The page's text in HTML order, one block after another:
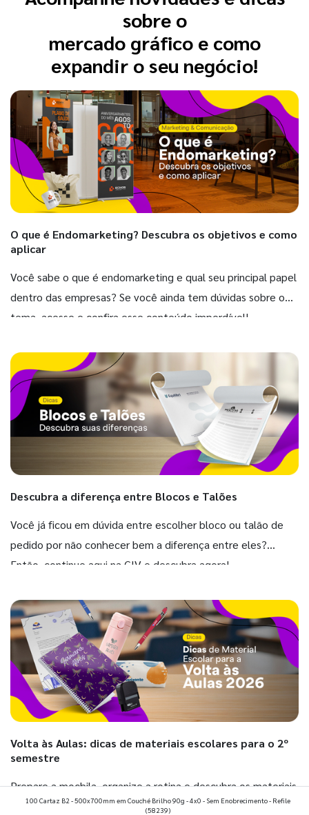
sobre o
mercado gráfico e como
expandir o seu negócio!
O que é Endomarketing? Descubra os objetivos e como
aplicar
Você sabe o que é endomarketing e qual seu principal papel
dentro das empresas? Se você ainda tem dúvidas sobre o
tema, acesse e confira esse conteúdo imperdível!
Descubra a diferença entre Blocos e Talões
Você já ficou em dúvida entre escolher bloco ou talão de
pedido por não conhecer bem a diferença entre eles?
Então, continue aqui na GIV e descubra agora!
Volta às Aulas: dicas de materiais escolares para o 2º
semestre
Prepare a mochila, organize a rotina e descubra os materiais
que fazem toda diferença para começar o segundo
100 Cartaz B2 - 500x700mm em Couché Brilho 90g - 4x0 - Sem Enobrecimento - Refile
(58239)